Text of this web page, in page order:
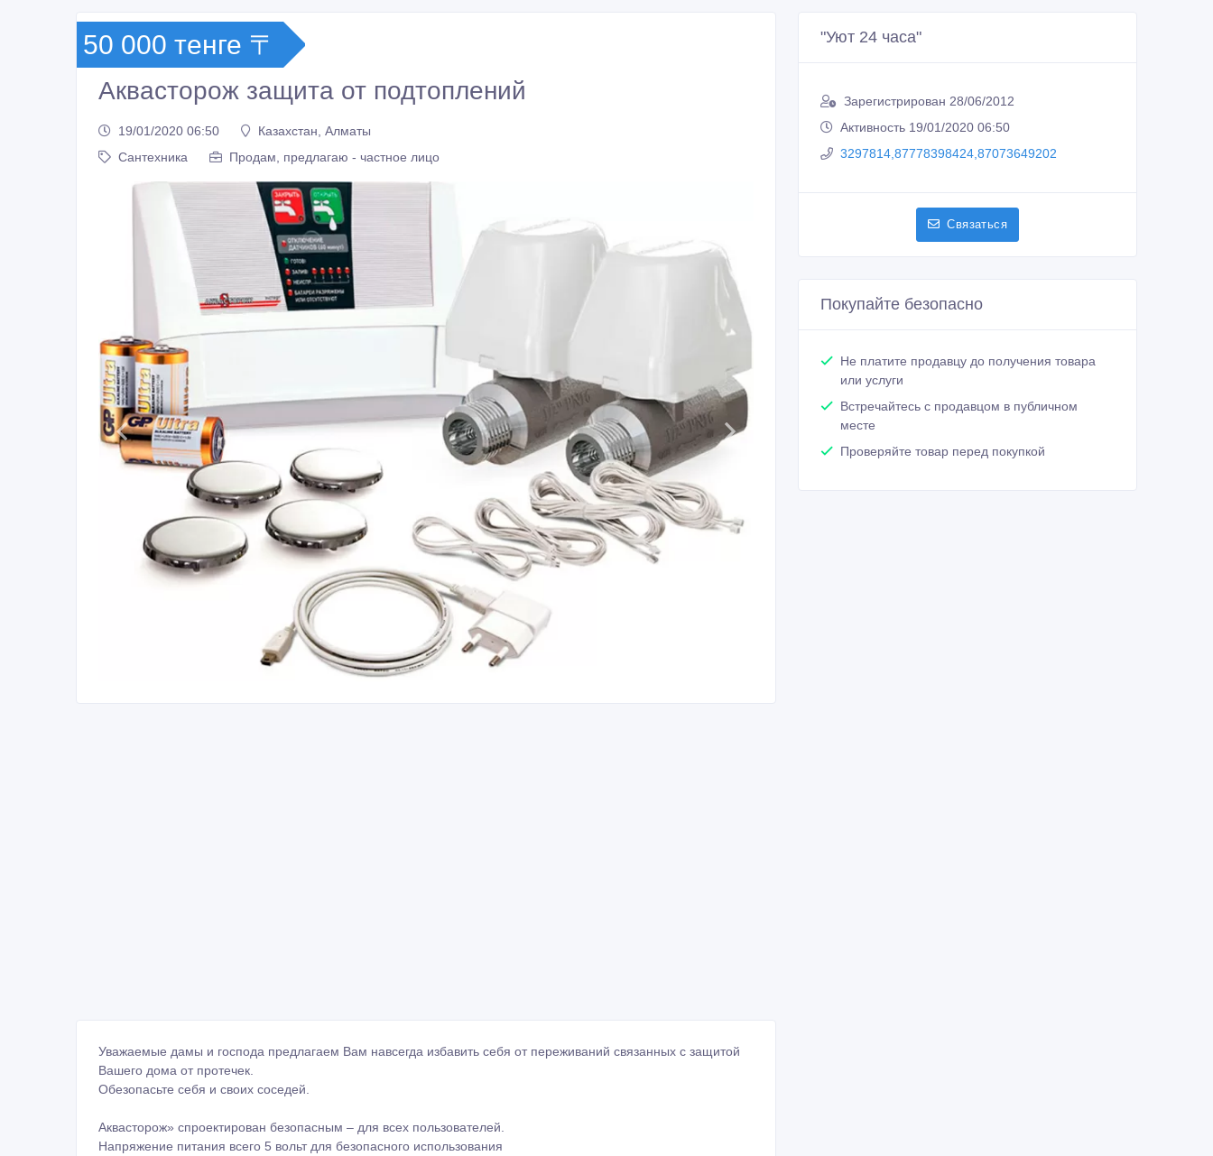
50 000 тенге 〒
Аквасторож защита от подтоплений
19/01/2020 06:50
Казахстан, Алматы
Сантехника
Продам, предлагаю - частное лицо
Уважаемые дамы и господа предлагаем Вам навсегда избавить себя от переживаний связанных с защитой
Вашего дома от протечек.
Обезопасьте себя и своих соседей.
Аквасторож» спроектирован безопасным – для всех пользователей.
Напряжение питания всего 5 вольт для безопасного использования
"Уют 24 часа"
Зарегистрирован 28/06/2012
Активность 19/01/2020 06:50
3297814,87778398424,87073649202
Связаться
Покупайте безопасно
Не платите продавцу до получения товара
или услуги
Встречайтесь с продавцом в публичном
месте
Проверяйте товар перед покупкой